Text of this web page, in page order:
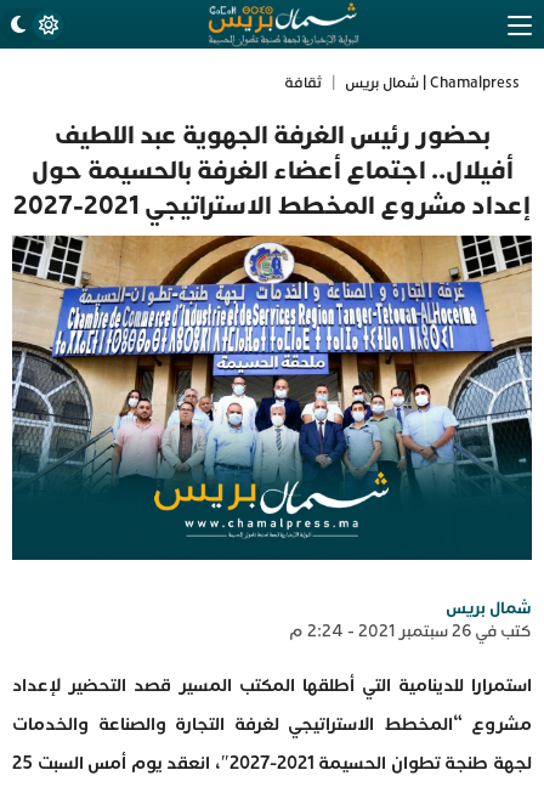
Chamalpress | شمال بريس ثقافة
بحضور رئيس الغرفة الجهوية عبد اللطيف
أفيلال.. اجتماع أعضاء الغرفة بالحسيمة حول
إعداد مشروع المخطط الاستراتيجي 2021-2027
شمال بريس
كتب في 26 سبتمبر 2021 - 2:24 م
استمرارا للدينامية التي أطلقها المكتب المسير قصد التحضير لإعداد
مشروع “المخطط الاستراتيجي لغرفة التجارة والصناعة والخدمات
لجهة طنجة تطوان الحسيمة 2021-2027″، انعقد يوم أمس السبت 25